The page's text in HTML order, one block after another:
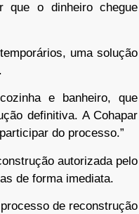
que o dinheiro chegue
uma solução
e banheiro, que
definitiva. A Cohapar
do processo.”
autorizada pelo
de forma imediata.
de reconstrução